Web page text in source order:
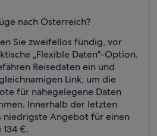
nach Österreich?
Sie zweifellos fündig, vor
„Flexible Daten"-Option.
Reisedaten ein und
Link, um die
für nahegelegene Daten
Innerhalb der letzten
niedrigste Angebot für einen
€.